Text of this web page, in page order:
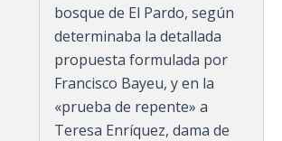
bosque de El Pardo, según
determinaba la detallada
propuesta formulada por
Francisco Bayeu, y en la
«prueba de repente» a
Teresa Enríquez, dama de